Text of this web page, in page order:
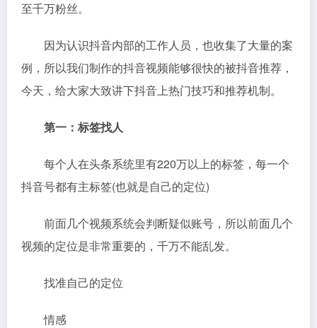
至千万粉丝。
因为认识抖音内部的工作人员，也收集了大量的案
例，所以我们制作的抖音视频能够很快的被抖音推荐，
今天，给大家大致讲下抖音上热门技巧和推荐机制。
第一： 标签找人
每个人在头条系统里有220万以上的标签，每一个
抖音号都有主标签(也就是自己的定位)
前面几个视频系统会判断疑似账号，所以前面几个
视频的定位是非常重要的，千万不能乱发。
找准自己的定位
情感